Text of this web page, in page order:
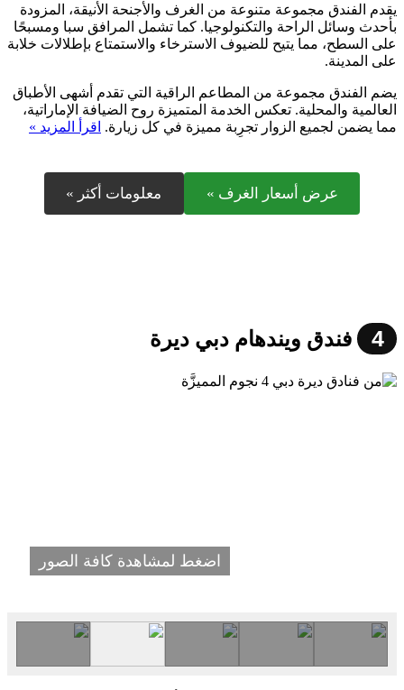
يقدم الفندق مجموعة متنوعة من الغرف والأجنحة الأنيقة، المزودة
بأحدث وسائل الراحة والتكنولوجيا. كما تشمل المرافق سبا ومسبحًا
على السطح، مما يتيح للضيوف الاسترخاء والاستمتاع بإطلالات خلابة
على المدينة.
يضم الفندق مجموعة من المطاعم الراقية التي تقدم أشهى الأطباق
العالمية والمحلية. تعكس الخدمة المتميزة روح الضيافة الإماراتية،
مما يضمن لجميع الزوار تجرِبة مميزة في كل زيارة. اقرأ المزيد »
عرض أسعار الغرف » معلومات أكثر »
4 فندق ويندهام دبي ديرة
اضغط لمشاهدة كافة الصور